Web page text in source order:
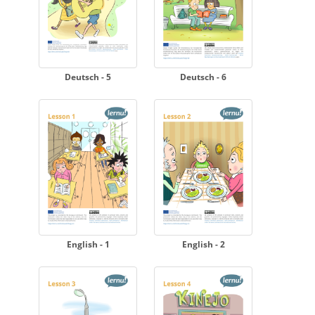
Deutsch - 5 Deutsch - 6
English - 1 English - 2